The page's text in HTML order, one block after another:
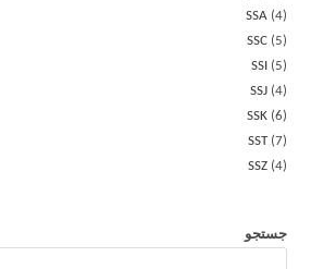
SSA 4
SSC
5
SSI
5
SSJ 4
SSK 6
SST 7
SSZ 4
جستجو